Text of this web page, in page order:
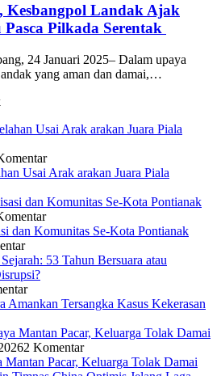
Kesbangpol Landak Ajak
Pilkada Serentak
24 Januari 2025– Dalam upaya
yang aman dan damai,…
Usai Arak arakan Juara Piala
dan Komunitas Se-Kota Pontianak
53 Tahun Bersuara atau
Amankan Tersangka Kasus Kekerasan
2 Komentar
Pacar, Keluarga Tolak Damai